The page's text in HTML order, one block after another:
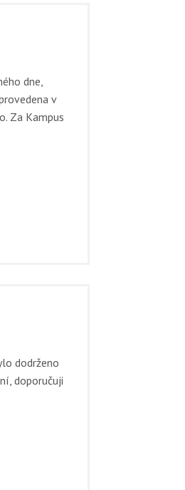
dne,
v
Za Kampus
dodrženo
doporučuji